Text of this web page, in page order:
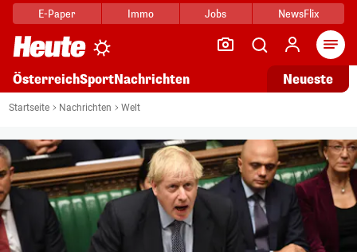
E-Paper Immo Jobs NewsFlix
ÖsterreichSportNachrichten Neueste
Startseite Nachrichten Welt